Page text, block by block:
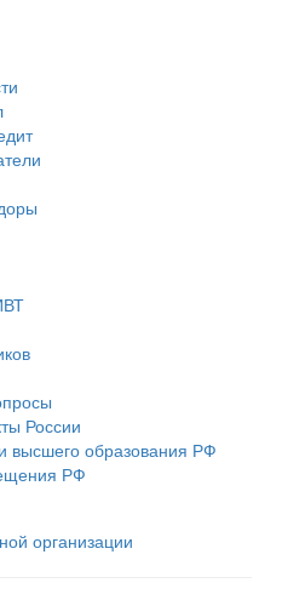
России
высшего образования РФ
РФ
организации